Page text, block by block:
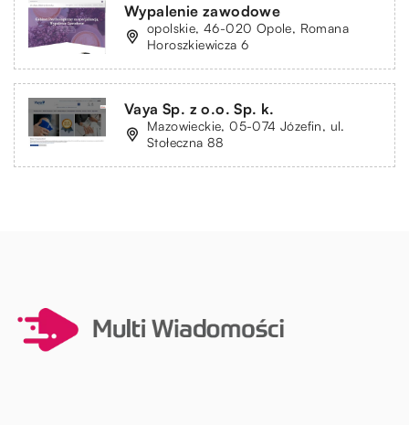
Wypalenie zawodowe
opolskie, 46-020 Opole, Romana
Horoszkiewicza 6
Vaya Sp. z o.o. Sp. k.
Mazowieckie, 05-074 Józefin, ul.
Stołeczna 88